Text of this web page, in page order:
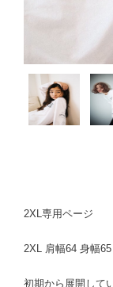
2XL専用ページ
2XL 肩幅64 身幅
初期から展開して